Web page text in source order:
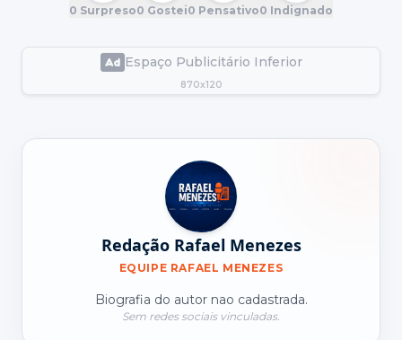
0 Surpreso0 Gostei0 Pensativo0 Indignado
Espaço Publicitário Inferior
870x120
Redação Rafael Menezes
EQUIPE RAFAEL MENEZES
Biografia do autor nao cadastrada.
Sem redes sociais vinculadas.